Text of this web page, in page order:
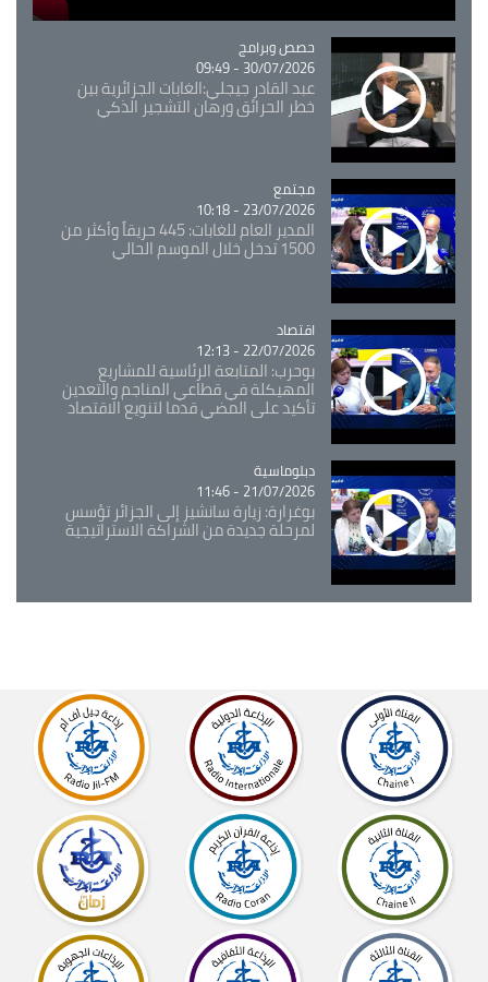
Catégorie
حصص وبرامج
30/07/2026 - 09:49
عبد القادر جيجلي:الغابات الجزائرية بين
خطر الحرائق ورهان التشجير الذكي
Catégorie
مجتمع
23/07/2026 - 10:18
المدير العام للغابات: 445 حريقاً وأكثر من
1500 تدخل خلال الموسم الحالي
Catégorie
اقتصاد
22/07/2026 - 12:13
بوحرب: المتابعة الرئاسية للمشاريع
المهيكلة في قطاعي المناجم والتعدين
تأكيد على المضي قدما لتنويع الاقتصاد
Catégorie
دبلوماسية
21/07/2026 - 11:46
بوغرارة: زيارة سانشيز إلى الجزائر تؤسس
لمرحلة جديدة من الشراكة الاستراتيجية